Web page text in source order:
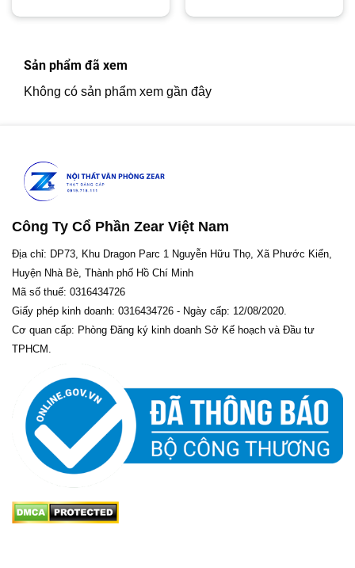
Sản phẩm đã xem
Không có sản phẩm xem gần đây
Công Ty Cổ Phần Zear Việt Nam
Địa chỉ: DP73, Khu Dragon Parc 1 Nguyễn Hữu Thọ, Xã Phước Kiển,
Huyện Nhà Bè, Thành phố Hồ Chí Minh
Mã số thuế: 0316434726
Giấy phép kinh doanh: 0316434726 - Ngày cấp: 12/08/2020.
Cơ quan cấp: Phòng Đăng ký kinh doanh Sở Kế hoạch và Đầu tư
TPHCM.